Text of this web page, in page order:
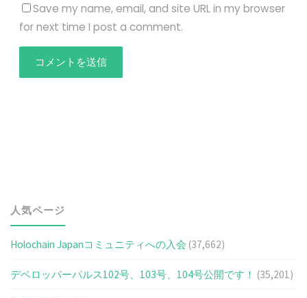
Save my name, email, and site URL in my browser
for next time I post a comment.
人気ページ
Holochain Japanコミュニティへの入会 (37,662)
デベロッパーパルス102号、103号、104号公開です！ (35,201)